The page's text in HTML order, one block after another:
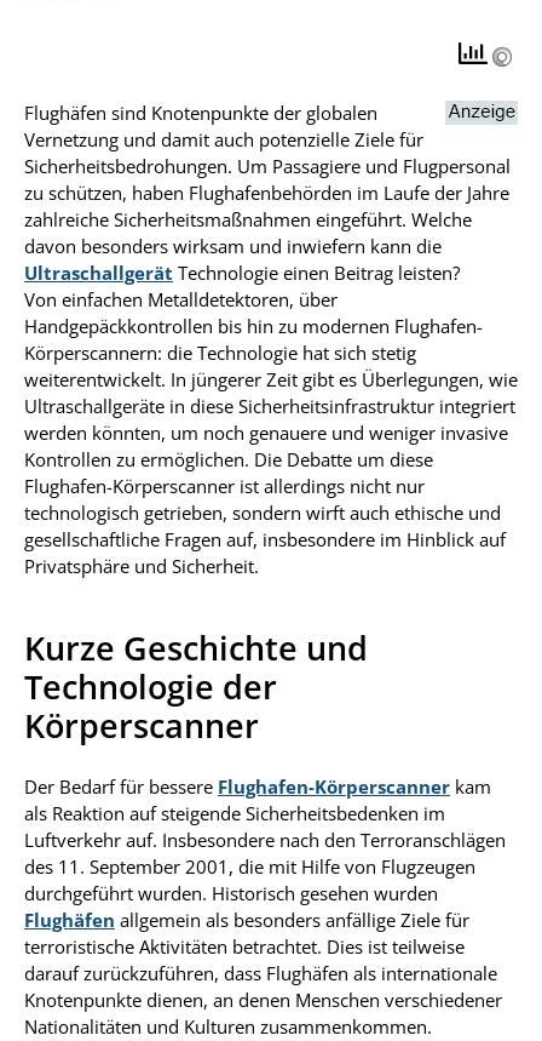
Flughäfen sind Knotenpunkte der globalen
Vernetzung und damit auch potenzielle Ziele für
Sicherheitsbedrohungen. Um Passagiere und Flugpersonal
zu schützen, haben Flughafenbehörden im Laufe der Jahre
zahlreiche Sicherheitsmaßnahmen eingeführt. Welche
davon besonders wirksam und inwiefern kann die
Ultraschallgerät Technologie einen Beitrag leisten?
Von einfachen Metalldetektoren, über
Handgepäckkontrollen bis hin zu modernen Flughafen-
Körperscannern: die Technologie hat sich stetig
weiterentwickelt. In jüngerer Zeit gibt es Überlegungen, wie
Ultraschallgeräte in diese Sicherheitsinfrastruktur integriert
werden könnten, um noch genauere und weniger invasive
Kontrollen zu ermöglichen. Die Debatte um diese
Flughafen-Körperscanner ist allerdings nicht nur
technologisch getrieben, sondern wirft auch ethische und
gesellschaftliche Fragen auf, insbesondere im Hinblick auf
Privatsphäre und Sicherheit.
Kurze Geschichte und
Technologie der
Körperscanner
Der Bedarf für bessere Flughafen-Körperscanner kam
als Reaktion auf steigende Sicherheitsbedenken im
Luftverkehr auf. Insbesondere nach den Terroranschlägen
des 11. September 2001, die mit Hilfe von Flugzeugen
durchgeführt wurden. Historisch gesehen wurden
Flughäfen allgemein als besonders anfällige Ziele für
terroristische Aktivitäten betrachtet. Dies ist teilweise
darauf zurückzuführen, dass Flughäfen als internationale
Knotenpunkte dienen, an denen Menschen verschiedener
Nationalitäten und Kulturen zusammenkommen.